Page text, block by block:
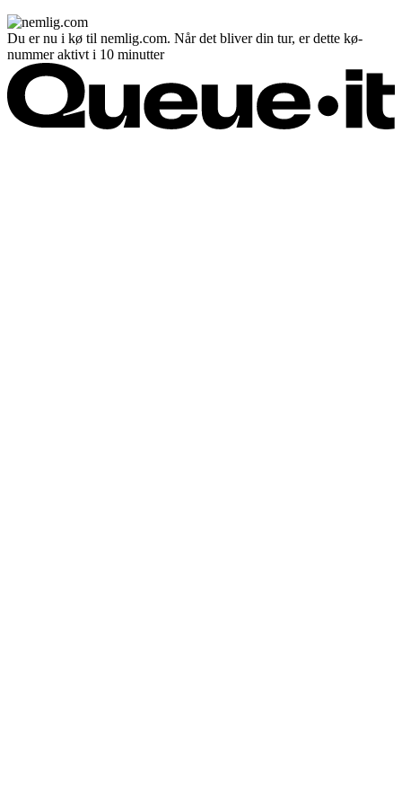
Du er nu i kø til nemlig.com. Når det bliver din tur, er dette kø-
nummer aktivt i 10 minutter